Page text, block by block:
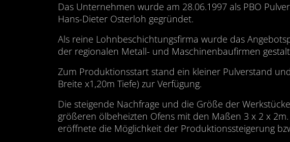
Das Unternehmen wurde am 28.06.1997 als PBO
Hans-Dieter Osterloh gegründet.
Als reine Lohnbeschichtungsfirma wurde das
der regionalen Metall- und Maschinenbaufirmen
Zum Produktionsstart stand ein kleiner Pulverstand
Breite x1,20m Tiefe) zur Verfügung.
Die steigende Nachfrage und die Größe der
größeren ölbeheizten Ofens mit den Maßen 3 x 2 x
eröffnete die Möglichkeit der Produktionssteigerung